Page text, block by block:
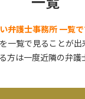
弁護士事務所 一覧
一覧で見ることが
方は一度近隣の弁護